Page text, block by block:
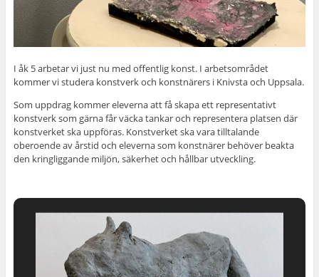
I åk 5 arbetar vi just nu med offentlig konst. I arbetsområdet
kommer vi studera konstverk och konstnärers i Knivsta och Uppsala.
Som uppdrag kommer eleverna att få skapa ett representativt
konstverk som gärna får väcka tankar och representera platsen där
konstverket ska uppföras. Konstverket ska vara tilltalande
oberoende av årstid och eleverna som konstnärer behöver beakta
den kringliggande miljön, säkerhet och hållbar utveckling.